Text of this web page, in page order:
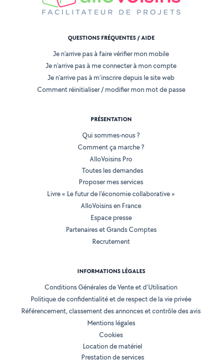
QUESTIONS FRÉQUENTES / AIDE
Je n'arrive pas à faire vérifier mon mobile
Je n'arrive pas à me connecter à mon compte
Je n'arrive pas à m'inscrire depuis le site web
Comment réinitialiser / modifier mon mot de passe
PRÉSENTATION
Qui sommes-nous ?
Comment ça marche ?
AlloVoisins Pro
Toutes les demandes
Proposer mes services
Livre « Le futur de l'économie collaborative »
AlloVoisins en France
Espace presse
Partenaires et Grands Comptes
Recrutement
INFORMATIONS LÉGALES
Conditions Générales de Vente et d'Utilisation
Politique de confidentialité et de respect de la vie privée
Référencement, classement des annonces et contrôle des avis
Mentions légales
Cookies
Location de matériel
Prestation de services